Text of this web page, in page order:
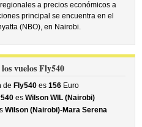
a precios económicos a
principal se encuentra en el
(NBO), en Nairobi.
vuelos Fly540
de Fly540 es156 Euro
esWilson WIL (Nairobi)
Wilson (Nairobi)-Mara Serena